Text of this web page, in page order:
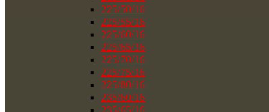
225/50/16
225/55/16
225/60/16
225/65/16
225/70/16
225/75/16
225/80/16
235/60/16
235/65/16